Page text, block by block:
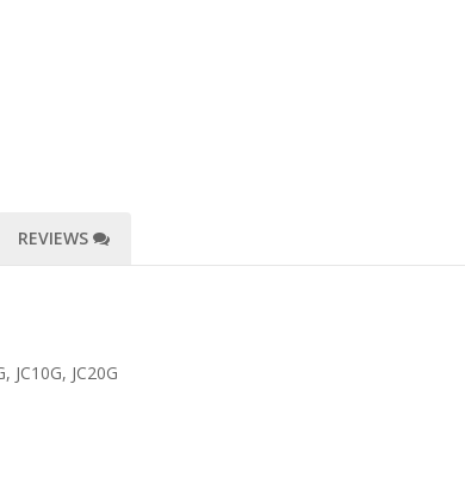
REVIEWS
JC10G, JC20G